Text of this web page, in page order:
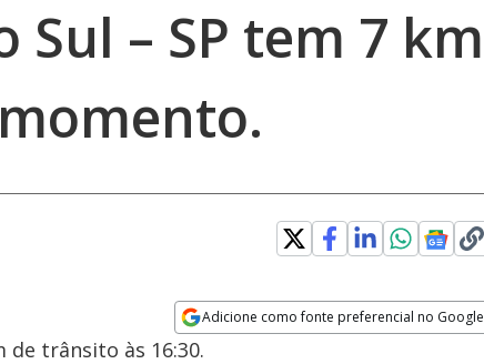
Sul – SP tem 7 km
Adicione como fonte preferencial no Google
Opens in new window
de trânsito às 16:30.